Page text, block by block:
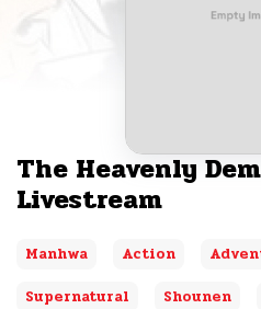
The Heavenly
Livestream
Manhwa Action
Supernatural
Shounen